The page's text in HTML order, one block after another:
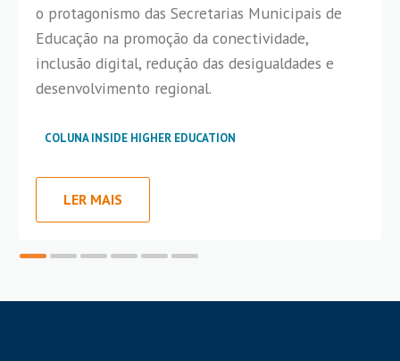
o protagonismo das Secretarias Municipais de
Educação na promoção da conectividade,
inclusão digital, redução das desigualdades e
desenvolvimento regional.
COLUNA INSIDE HIGHER EDUCATION
LER MAIS